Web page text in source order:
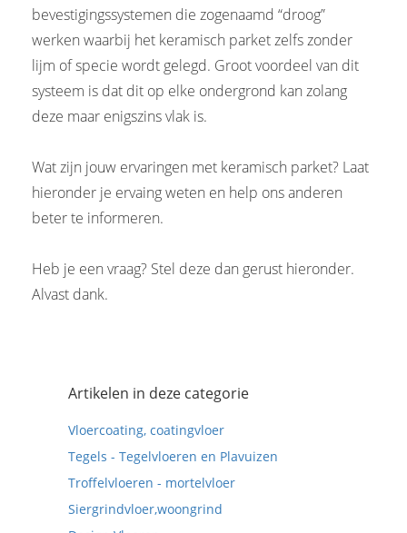
bevestigingssystemen die zogenaamd “droog”
werken waarbij het keramisch parket zelfs zonder
lijm of specie wordt gelegd. Groot voordeel van dit
systeem is dat dit op elke ondergrond kan zolang
deze maar enigszins vlak is.
Wat zijn jouw ervaringen met keramisch parket? Laat
hieronder je ervaing weten en help ons anderen
beter te informeren.
Heb je een vraag? Stel deze dan gerust hieronder.
Alvast dank.
Artikelen in deze categorie
Vloercoating, coatingvloer
Tegels - Tegelvloeren en Plavuizen
Troffelvloeren - mortelvloer
Siergrindvloer,woongrind